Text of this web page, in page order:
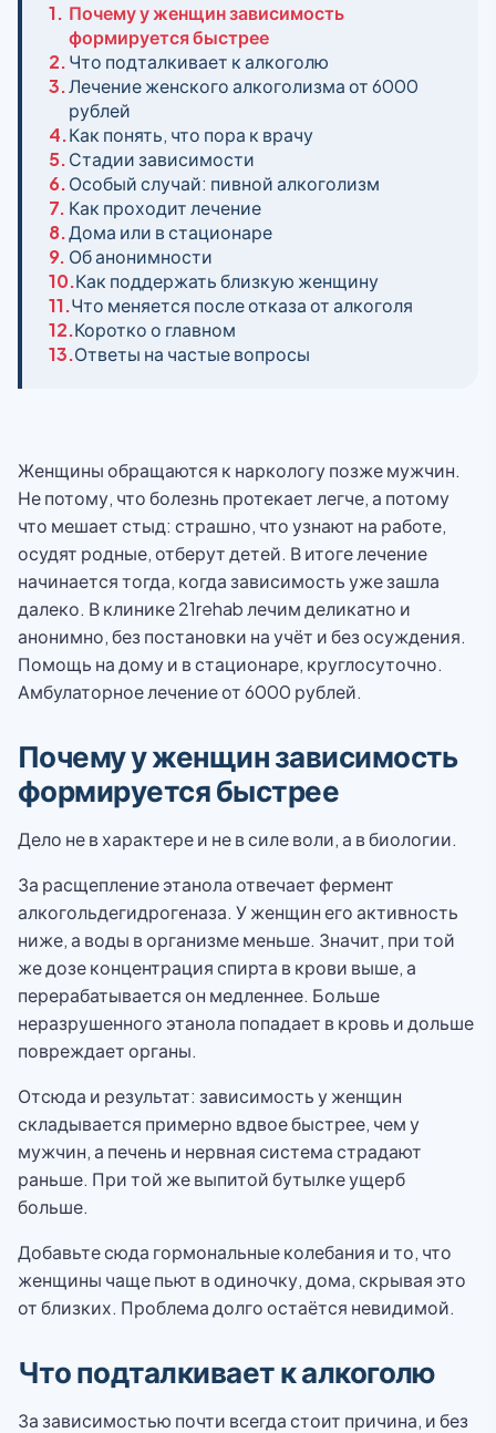
1. Почему у женщин зависимость
формируется быстрее
2.Что подталкивает к алкоголю
3.Лечение женского алкоголизма от 6000
рублей
4.Как понять, что пора к врачу
5.Стадии зависимости
6.Особый случай: пивной алкоголизм
7. Как проходит лечение
8.Дома или в стационаре
9. Об анонимности
10.Как поддержать близкую женщину
11.Что меняется после отказа от алкоголя
12.Коротко о главном
13.Ответы на частые вопросы
Женщины обращаются к наркологу позже мужчин.
Не потому, что болезнь протекает легче, а потому
что мешает стыд: страшно, что узнают на работе,
осудят родные, отберут детей. В итоге лечение
начинается тогда, когда зависимость уже зашла
далеко. В клинике 21rehab лечим деликатно и
анонимно, без постановки на учёт и без осуждения.
Помощь на дому и в стационаре, круглосуточно.
Амбулаторное лечение от 6000 рублей.
Почему у женщин зависимость
формируется быстрее
Дело не в характере и не в силе воли, а в биологии.
За расщепление этанола отвечает фермент
алкогольдегидрогеназа. У женщин его активность
ниже, а воды в организме меньше. Значит, при той
же дозе концентрация спирта в крови выше, а
перерабатывается он медленнее. Больше
неразрушенного этанола попадает в кровь и дольше
повреждает органы.
Отсюда и результат: зависимость у женщин
складывается примерно вдвое быстрее, чем у
мужчин, а печень и нервная система страдают
раньше. При той же выпитой бутылке ущерб
больше.
Добавьте сюда гормональные колебания и то, что
женщины чаще пьют в одиночку, дома, скрывая это
от близких. Проблема долго остаётся невидимой.
Что подталкивает к алкоголю
За зависимостью почти всегда стоит причина, и без